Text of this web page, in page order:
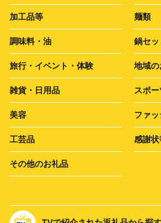
加工品等 麺類
調味料・油 鍋セッ
旅行・イベント・体験 地域
雑貨・日用品 スポ
美容 ファ
工芸品 感謝状
その他のお礼品